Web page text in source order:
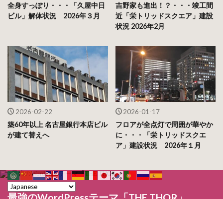
全身すっぽり・・・「久屋中日
ビル」解体状況 2026年３月
吉野家も進出！？・・・竣工間
近「栄トリッドスクエア」建設
状況 2026年2月
2026-02-22
築60年以上 名古屋銀行本店ビル
が建て替えへ
2026-01-17
フロアが全点灯で周囲が華やか
に・・・「栄トリッドスクエ
ア」建設状況 2026年１月